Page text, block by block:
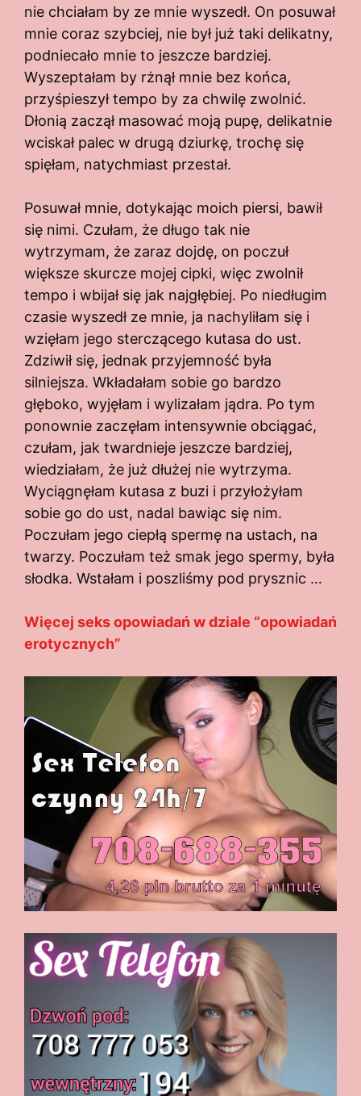
nie chciałam by ze mnie wyszedł. On posuwał
mnie coraz szybciej, nie był już taki delikatny,
podniecało mnie to jeszcze bardziej.
Wyszeptałam by rżnął mnie bez końca,
przyśpieszył tempo by za chwilę zwolnić.
Dłonią zaczął masować moją pupę, delikatnie
wciskał palec w drugą dziurkę, trochę się
spięłam, natychmiast przestał.
Posuwał mnie, dotykając moich piersi, bawił
się nimi. Czułam, że długo tak nie
wytrzymam, że zaraz dojdę, on poczuł
większe skurcze mojej cipki, więc zwolnił
tempo i wbijał się jak najgłębiej. Po niedługim
czasie wyszedł ze mnie, ja nachyliłam się i
wzięłam jego sterczącego kutasa do ust.
Zdziwił się, jednak przyjemność była
silniejsza. Wkładałam sobie go bardzo
głęboko, wyjęłam i wylizałam jądra. Po tym
ponownie zaczęłam intensywnie obciągać,
czułam, jak twardnieje jeszcze bardziej,
wiedziałam, że już dłużej nie wytrzyma.
Wyciągnęłam kutasa z buzi i przyłożyłam
sobie go do ust, nadal bawiąc się nim.
Poczułam jego ciepłą spermę na ustach, na
twarzy. Poczułam też smak jego spermy, była
słodka. Wstałam i poszliśmy pod prysznic …
Więcej seks opowiadań w dziale “opowiadań
erotycznych”